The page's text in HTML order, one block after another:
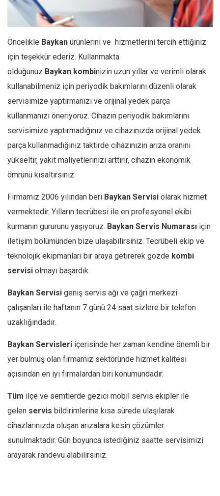
Öncelikle Baykan ürünlerini ve hizmetlerini tercih ettiğiniz
için teşekkür ederiz. Kullanmakta
olduğunuz Baykan kombinizin uzun yıllar ve verimli olarak
kullanabilmeniz için periyodik bakımlarını düzenli olarak
servisimize yaptırmanızı ve orijinal yedek parça
kullanmanızı öneriyoruz. Cihazın periyodik bakımlarını
servisimize yaptırmadığınız ve cihazınızda orijinal yedek
parça kullanmadığınız taktirde cihazınızın arıza oranını
yükseltir, yakıt maliyetlerinizi arttırır, cihazın ekonomik
ömrünü kısaltırsınız.
Firmamız 2006 yılından beri Baykan Servisi olarak hizmet
vermektedir. Yılların tecrübesi ile en profesyonel ekibi
kurmanın gururunu yaşıyoruz. Baykan Servis Numarası için
iletişim bölümünden bize ulaşabilirsiniz. Tecrübeli ekip ve
teknolojik ekipmanları bir araya getirerek gözde kombi
servisi olmayı başardık.
Baykan Servisi geniş servis ağı ve çağrı merkezi
çalışanları ile haftanın 7 günü 24 saat sizlere bir telefon
uzaklığındadır.
Baykan Servisleri içerisinde her zaman kendine önemli bir
yer bulmuş olan firmamız sektöründe hizmet kalitesi
açısından en iyi firmalardan biri konumundadır.
Tüm ilçe ve semtlerde gezici mobil servis ekipler ile
gelen servis bildirimlerine kısa sürede ulaşılarak
cihazlarınızda oluşan arızalara kesin çözümler
sunulmaktadır. Gün boyunca istediğiniz saatte servisimizi
arayarak randevu alabilirsiniz.